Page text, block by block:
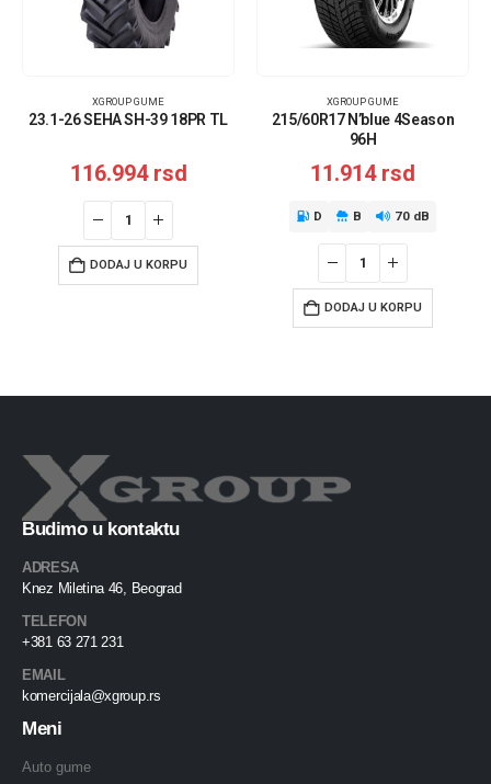
XGROUP GUME
23.1-26 SEHA SH-39 18PR TL
116.994 rsd
DODAJ U KORPU
XGROUP GUME
215/60R17 N’blue 4Season
96H
11.914 rsd
D B 70 dB
DODAJ U KORPU
Budimo u kontaktu
ADRESA
Knez Miletina 46, Beograd
TELEFON
+381 63 271 231
EMAIL
komercijala@xgroup.rs
Meni
Auto gume